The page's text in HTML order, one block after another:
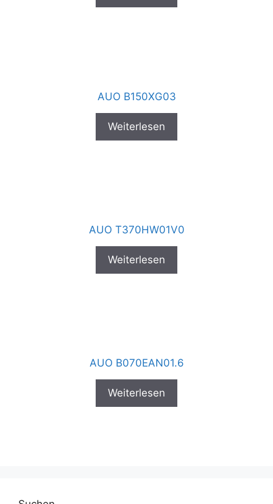
AUO B150XG03
Weiterlesen
AUO T370HW01V0
Weiterlesen
AUO B070EAN01.6
Weiterlesen